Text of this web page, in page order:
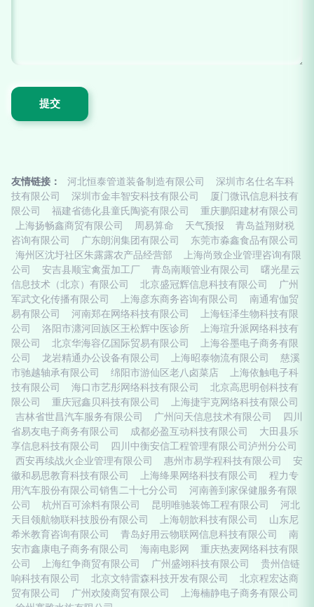
友情链接： 河北恒泰管道装备制造有限公司
深圳市名仕名车科
技有限公司
深圳市金丰智安科技有限公司
厦门微讯信息科技有
限公司
福建省德化县童氏陶瓷有限公司
重庆鹏阳建材有限公司
上海扬畅鑫商贸有限公司
周易算命 天气预报
青岛益翔财税
咨询有限公司
广东朗润集团有限公司
东莞市淼鑫食品有限公司
海州区沈圩社区朱露露农产品经营部
上海尚致企业管理咨询有限
公司
安吉县顺宝禽蛋加工厂 青岛南顺管业有限公司
曙光星云
信息技术（北京）有限公司
北京盛冠辉信息科技有限公司
广州
军武文化传播有限公司
上海彦东商务咨询有限公司
南通宥伽贸
易有限公司
河南郑在网络科技有限公司
上海钰泽生物科技有限
公司
洛阳市瀍河回族区王松辉中医诊所
上海瑄升派网络科技有
限公司
北京华海容亿国际贸易有限公司
上海谷墨电子商务有限
公司
龙岩精通办公设备有限公司 上海昭泰物流有限公司
慈溪
市驰越轴承有限公司
绵阳市游仙区老八卤菜店
上海依触电子科
技有限公司
海口市艺彤网络科技有限公司
北京高思明创科技有
限公司
重庆冠鑫贝科技有限公司
上海捷宇克网络科技有限公司
吉林省世昌汽车服务有限公司
广州问天信息技术有限公司
四川
省易友电子商务有限公司
成都必盈互动科技有限公司
大田县乐
享信息科技有限公司
四川中衡安信工程管理有限公司泸州分公司
西安再续战火企业管理有限公司
惠州市易学程科技有限公司
安
徽和易思教育科技有限公司
上海绛果网络科技有限公司
程力专
用汽车股份有限公司销售二十七分公司
河南善到家保健服务有限
公司
杭州百可涂料有限公司 昆明唯驰装饰工程有限公司
河北
天目领航物联科技股份有限公司
上海朝歆科技有限公司
山东尼
希米教育咨询有限公司
青岛好用云物联网信息科技有限公司
南
安市鑫康电子商务有限公司
海南电影网
重庆热麦网络科技有限
公司
上海红争商贸有限公司 广州盛翊科技有限公司
贵州信链
响科技有限公司
北京文特雷森科技开发有限公司
北京程宏达商
贸有限公司
广州欢陵商贸有限公司
上海楠静电子商务有限公司